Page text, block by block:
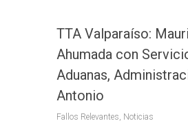
TTA Valparaíso:
Ahumada con
Aduanas,
Antonio
Fallos Relevantes, Noticias